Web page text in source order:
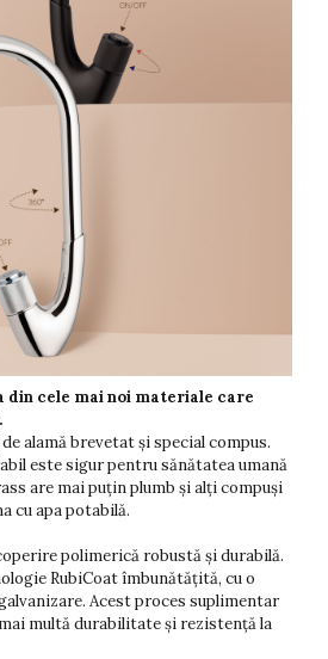
cele mai noi materiale care
alamă brevetat și special compus.
este sigur pentru sănătatea umană
are mai puțin plumb și alți compuși
cu apa potabilă.
polimerică robustă și durabilă.
RubiCoat îmbunătățită, cu o
Acest proces suplimentar
multă durabilitate și rezistență la